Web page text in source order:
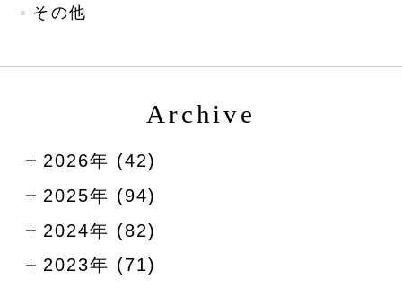
その他
Archive
2026年 (42)
2025年 (94)
2024年 (82)
2023年 (71)